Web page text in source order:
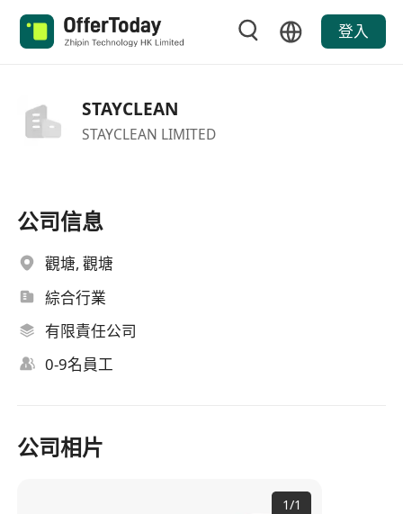
登入
STAYCLEAN
STAYCLEAN LIMITED
公司信息
觀塘, 觀塘
綜合行業
有限責任公司
0-9名員工
公司相片
1/1